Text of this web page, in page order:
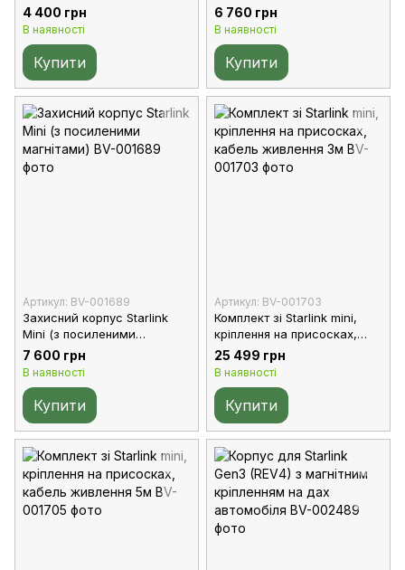
4 400 грн
В наявності
Купити
6 760 грн
В наявності
Купити
Артикул: BV-001689
Захисний корпус Starlink
Mini (з посиленими
магнітами)
7 600 грн
В наявності
Купити
Артикул: BV-001703
Комплект зі Starlink mini,
кріплення на присосках,
кабель живлення 3м
25 499 грн
В наявності
Купити